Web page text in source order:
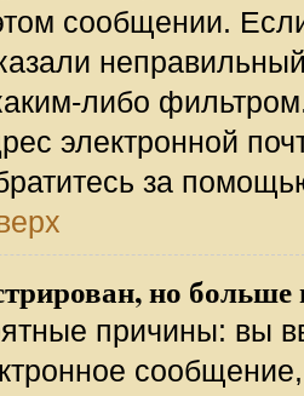
сообщении.
либо
электронной
за
но
причины: вы